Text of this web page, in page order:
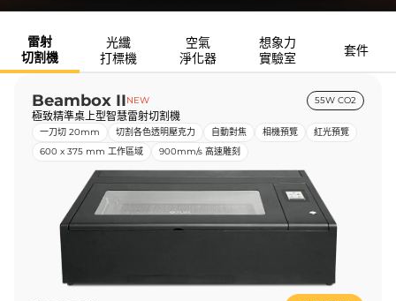
雷射
切割機
光纖
打標機
空氣
淨化器
想象力
實驗室
套件
Beambox IINEW 55W CO2
極致精準桌上型智慧雷射切割機
一刀切 20mm 切割各色透明壓克力 自動對焦 相機預覽
紅光預覽
600 x 375 mm 工作區域
900mm/s 高速雕刻